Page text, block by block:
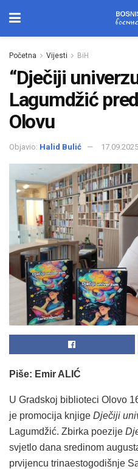
Početna Vijesti BiH
“Dječiji
Lagumdžić
Olovu
Objavio: Halid Bulić 17.09.2025
Piše: Emir ALIĆ
U Gradskoj biblioteci Olovo
je promocija knjige Dječiji
Lagumdžić. Zbirka poezije
svjetlo dana sredinom
prvijencu trinaestogodišnje